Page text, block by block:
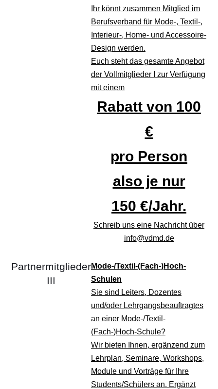
Ihr könnt zusammen Mitglied im
Berufsverband für Mode-, Textil-,
Interieur-, Home- und Accessoire-
Design werden.
Euch steht das gesamte Angebot
der Vollmitglieder I zur Verfügung
mit einem
Rabatt von 100
€
pro Person
also je nur
150 €/Jahr.
Schreib uns eine Nachricht über
info@vdmd.de
Partnermitglieder
III
Mode-/Textil-(Fach-)Hoch-
Schulen
Sie sind Leiters, Dozentes
und/oder Lehrgangsbeauftragtes
an einer Mode-/Textil-
(Fach-)Hoch-Schule?
Wir bieten Ihnen, ergänzend zum
Lehrplan, Seminare, Workshops,
Module und Vorträge für Ihre
Students/Schülers an. Ergänzt